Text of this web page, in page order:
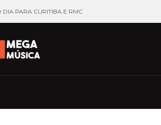
DIA PARA CURITIBA E RMC